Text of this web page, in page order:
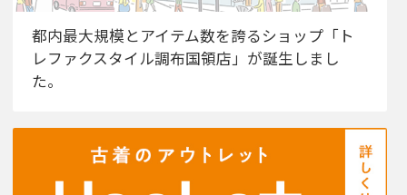
都内最大規模とアイテム数を誇るショップ「ト
レファクスタイル調布国領店」が誕生しまし
た。